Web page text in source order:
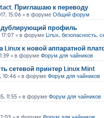
Приглашаю к переводу
15:06 » в форуме Общий форум
дублирующий профиль
17:07 » в форуме Linux, безопасность,
Linux к новой аппаратной
» в форуме Форум для чайников
сетевой принтер Linux Mint
10:46 » в форуме Форум для чайников
11:55 » в форуме Форум для чайников